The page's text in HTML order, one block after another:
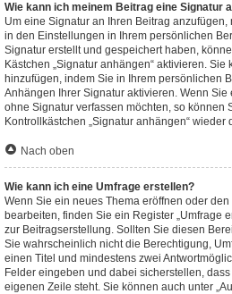
Wie kann ich meinem Beitrag eine Signatur
Um eine Signatur an Ihren Beitrag
in den Einstellungen in Ihrem persönlichen
Signatur erstellt und gespeichert haben,
Kästchen „Signatur anhängen“ aktivieren.
hinzufügen, indem Sie in Ihrem persönlichen
Anhängen Ihrer Signatur aktivieren. Wenn
ohne Signatur verfassen möchten, so können
Kontrollkästchen „Signatur anhängen“ wieder
Nach oben
Wie kann ich eine Umfrage erstellen?
Wenn Sie ein neues Thema eröffnen oder
bearbeiten, finden Sie ein Register „Umfrage
zur Beitragserstellung. Sollten Sie diesen
Sie wahrscheinlich nicht die Berechtigung,
einen Titel und mindestens zwei
Felder eingeben und dabei sicherstellen,
eigenen Zeile steht. Sie können auch unter